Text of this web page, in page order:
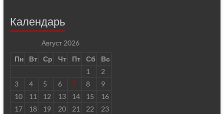
Календарь
Август 2026
Пн
Вт Ср Чт Пт Сб
Вс
1
2
3
4 5 6 7 8
9
10
11 12 13 14 15
16
17
18 19 20 21 22
23